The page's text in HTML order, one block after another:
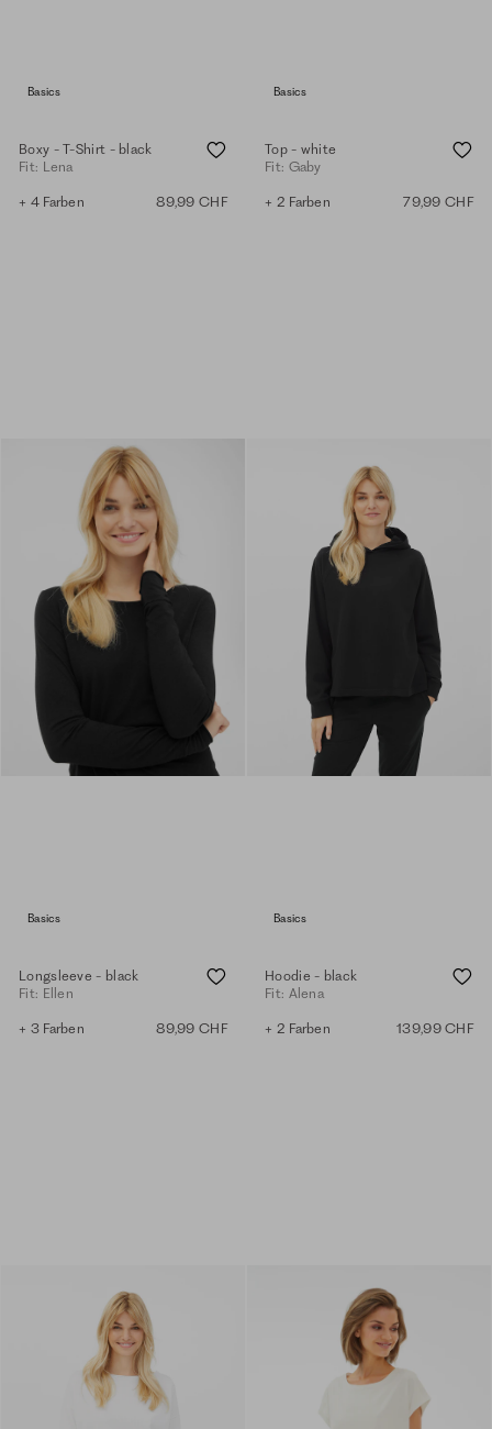
Basics
Boxy - T-Shirt - black
Fit: Lena
+ 4 Farben 89,99 CHF
Basics
Top - white
Fit: Gaby
+ 2 Farben 79,99 CHF
Basics
Longsleeve - black
Fit: Ellen
+ 3 Farben 89,99 CHF
Basics
Hoodie - black
Fit: Alena
+ 2 Farben 139,99 CHF